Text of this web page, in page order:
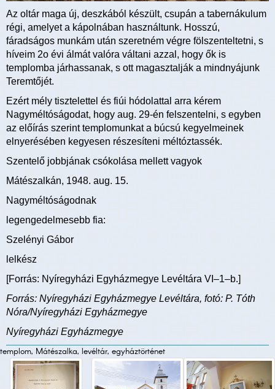
Az oltár maga új, deszkából készült, csupán a tabernákulum
régi, amelyet a kápolnában használtunk. Hosszú,
fáradságos munkám után szeretném végre fölszenteltetni, s
híveim 2o évi álmát valóra váltani azzal, hogy ők is
templomba járhassanak, s ott magasztalják a mindnyájunk
Teremtőjét.
Ezért mély tisztelettel és fiúi hódolattal arra kérem
Nagyméltóságodat, hogy aug. 29-én felszentelni, s egyben
az előírás szerint templomunkat a búcsú kegyelmeinek
elnyerésében kegyesen részesíteni méltóztassék.
Szentelő jobbjának csókolása mellett vagyok
Mátészalkán, 1948. aug. 15.
Nagyméltóságodnak
legengedelmesebb fia:
Szelényi Gábor
lelkész
[Forrás: Nyíregyházi Egyházmegye Levéltára VI–1–b.]
Forrás: Nyíregyházi Egyházmegye Levéltára, fotó: P. Tóth
Nóra/Nyíregyházi Egyházmegye
Nyíregyházi Egyházmegye
templom, Mátészalka, levéltár, egyháztörténet